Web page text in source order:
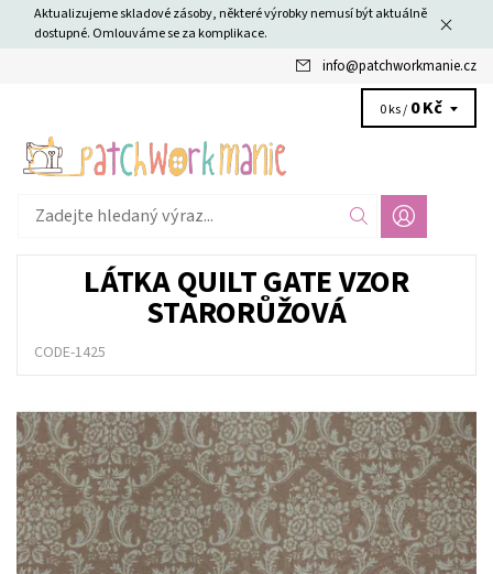
Aktualizujeme skladové zásoby, některé výrobky nemusí být aktuálně
dostupné. Omlouváme se za komplikace.
info@patchworkmanie.cz
0 ks / 0 Kč
LÁTKA QUILT GATE VZOR
STARORŮŽOVÁ
CODE-1425